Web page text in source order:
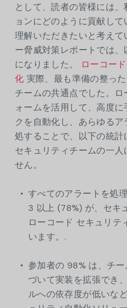
として、読者の皆様には
ョンにどのように貢献し
理解いただきたいと考え
ー脅威対策レポートでは
になりました。
ローコー
化 実際、最も準備の整っ
チームの共通点でした。
ォームを活用して、高度
クを自動化し、あらゆる
処することで、以下の統計
セキュリティチームの一人
せん。
すべてのアラートを処
3 以上 (78%) が、セキ
ローコード セキュリテ
います。.
参加者の 98% は、チ
づいて実装を拡張でき
ルへの依存度が低いな